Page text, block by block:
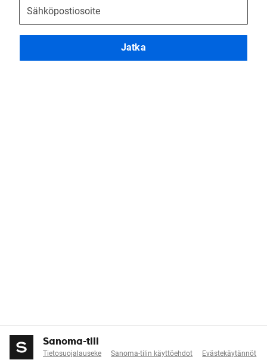
Jatka
Sanoma-tili
Tietosuojalauseke Sanoma-tilin käyttöehdot Evästekäytännöt